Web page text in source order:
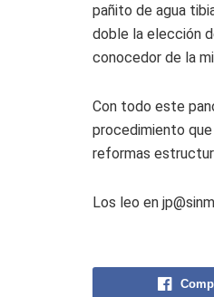
pañito de agua
doble la elección
conocedor de la
Con todo este
procedimiento
reformas
Los leo en